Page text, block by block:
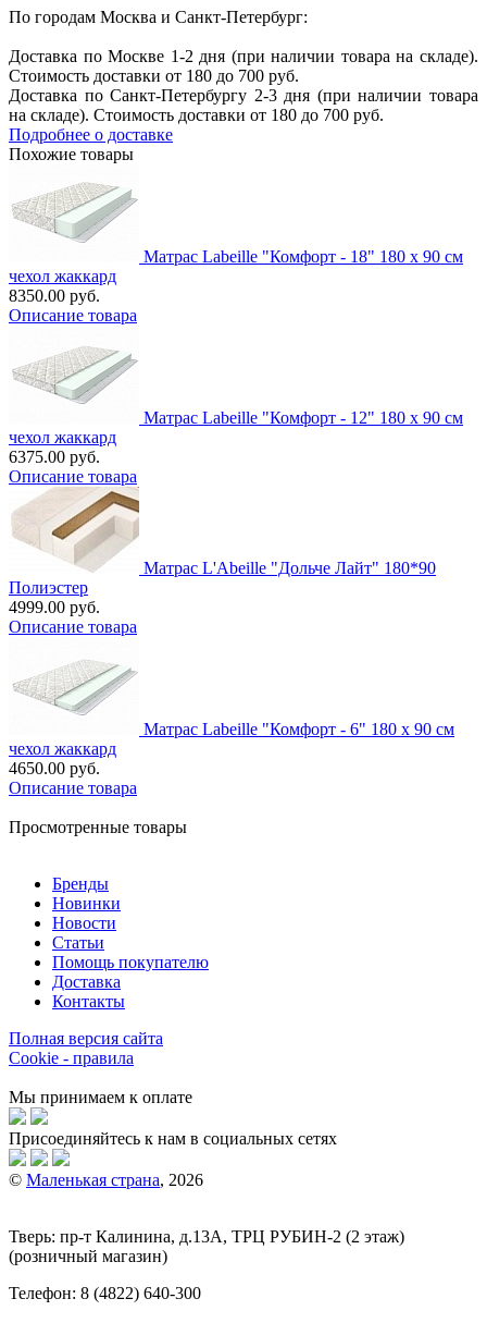
По городам Москва и Санкт-Петербург:
Доставка по Москве 1-2 дня (при наличии товара на складе).
Стоимость доставки от 180 до 700 руб.
Доставка по Санкт-Петербургу 2-3 дня (при наличии товара
на складе). Стоимость доставки от 180 до 700 руб.
Подробнее о доставке
Похожие товары
Матрас Labeille "Комфорт - 18" 180 х 90 см
чехол жаккард
8350.00 руб.
Описание товара
Матрас Labeille "Комфорт - 12" 180 х 90 см
чехол жаккард
6375.00 руб.
Описание товара
Матрас L'Abeille "Дольче Лайт" 180*90
Полиэстер
4999.00 руб.
Описание товара
Матрас Labeille "Комфорт - 6" 180 х 90 см
чехол жаккард
4650.00 руб.
Описание товара
Просмотренные товары
Бренды
Новинки
Новости
Статьи
Помощь покупателю
Доставка
Контакты
Полная версия сайта
Cookie - правила
Мы принимаем к оплате
Присоединяйтесь к нам в социальных сетях
© Маленькая страна, 2026
Тверь: пр-т Калинина, д.13А, ТРЦ РУБИН-2 (2 этаж)
(розничный магазин)
Телефон: 8 (4822) 640-300